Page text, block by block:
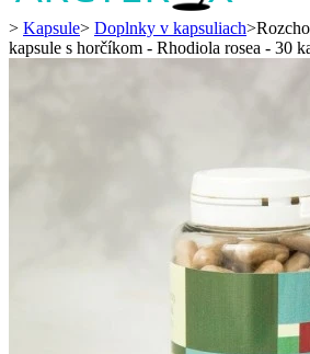
> Kapsule> Doplnky v kapsuliach>
kapsule s horčíkom - Rhodiola rosea - 30